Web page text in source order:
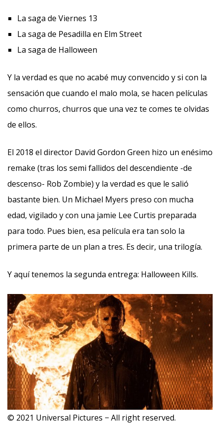
La saga de Viernes 13
La saga de Pesadilla en Elm Street
La saga de Halloween
Y la verdad es que no acabé muy convencido y si con la
sensación que cuando el malo mola, se hacen películas
como churros, churros que una vez te comes te olvidas
de ellos.
El 2018 el director David Gordon Green hizo un enésimo
remake (tras los semi fallidos del descendiente -de
descenso- Rob Zombie) y la verdad es que le salió
bastante bien. Un Michael Myers preso con mucha
edad, vigilado y con una jamie Lee Curtis preparada
para todo. Pues bien, esa película era tan solo la
primera parte de un plan a tres. Es decir, una trilogía.
Y aquí tenemos la segunda entrega: Halloween Kills.
© 2021 Universal Pictures − All right reserved.